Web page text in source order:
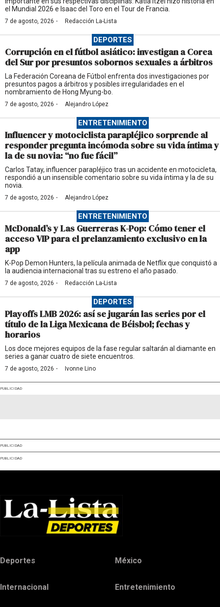
el Mundial 2026 e Isaac del Toro en el Tour de Francia.
7 de agosto, 2026 · Redacción La-Lista
DEPORTES
Corrupción en el fútbol asiático: investigan a Corea
del Sur por presuntos sobornos sexuales a árbitros
La Federación Coreana de Fútbol enfrenta dos investigaciones por
presuntos pagos a árbitros y posibles irregularidades en el
nombramiento de Hong Myung-bo.
7 de agosto, 2026 · Alejandro López
ENTRETENIMIENTO
Influencer y motociclista parapléjico sorprende al
responder pregunta incómoda sobre su vida íntima y
la de su novia: “no fue fácil”
Carlos Tatay, influencer parapléjico tras un accidente en motocicleta,
respondió a un insensible comentario sobre su vida íntima y la de su
novia.
7 de agosto, 2026 · Alejandro López
ENTRETENIMIENTO
McDonald’s y Las Guerreras K-Pop: Cómo tener el
acceso VIP para el prelanzamiento exclusivo en la
app
K-Pop Demon Hunters, la película animada de Netflix que conquistó a
la audiencia internacional tras su estreno el año pasado.
7 de agosto, 2026 · Redacción La-Lista
DEPORTES
Playoffs LMB 2026: así se jugarán las series por el
título de la Liga Mexicana de Béisbol; fechas y
horarios
Los doce mejores equipos de la fase regular saltarán al diamante en
series a ganar cuatro de siete encuentros.
7 de agosto, 2026 · Ivonne Lino
PUBLICIDAD
PUBLICIDAD
PUBLICIDAD
Deportes México
Internacional Entretenimiento